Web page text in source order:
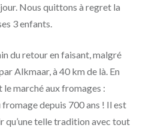
ADMIN
2022
Nous quittons à regret la
3 enfants.
du retour en faisant, malgré
Alkmaar, à 40 km de là. En
le marché aux fromages :
depuis 700 ans ! Il est
qu’une telle tradition avec tout